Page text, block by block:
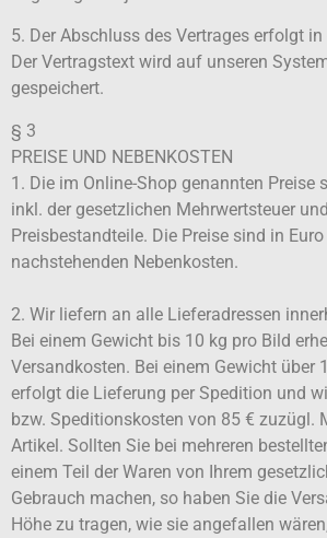
5. Der Abschluss des Vertrages erfolgt
Der Vertragstext wird auf unseren
gespeichert.
§ 3
PREISE UND NEBENKOSTEN
1. Die im Online-Shop genannten Preise
inkl. der gesetzlichen Mehrwertsteuer
Preisbestandteile. Die Preise sind in
nachstehenden Nebenkosten.
2. Wir liefern an alle Lieferadressen
Bei einem Gewicht bis 10 kg pro Bild
Versandkosten. Bei einem Gewicht über
erfolgt die Lieferung per Spedition und
bzw. Speditionskosten von 85 € zuzügl.
Artikel. Sollten Sie bei mehreren
einem Teil der Waren von Ihrem
Gebrauch machen, so haben Sie die
Höhe zu tragen, wie sie angefallen